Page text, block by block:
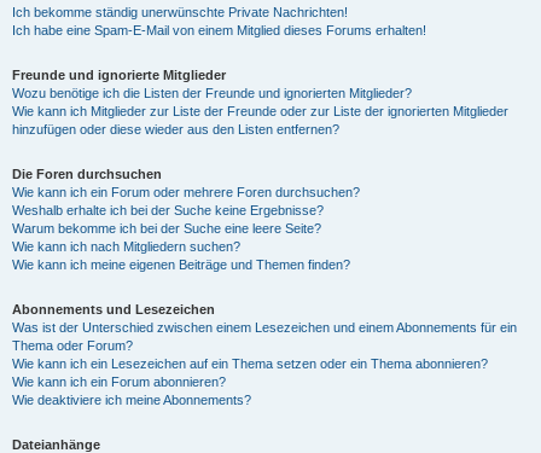
Ich bekomme ständig unerwünschte Private Nachrichten!
Ich habe eine Spam-E-Mail von einem Mitglied dieses Forums erhalten!
Freunde und ignorierte Mitglieder
Wozu benötige ich die Listen der Freunde und ignorierten Mitglieder?
Wie kann ich Mitglieder zur Liste der Freunde oder zur Liste der ignorierten Mitglieder
hinzufügen oder diese wieder aus den Listen entfernen?
Die Foren durchsuchen
Wie kann ich ein Forum oder mehrere Foren durchsuchen?
Weshalb erhalte ich bei der Suche keine Ergebnisse?
Warum bekomme ich bei der Suche eine leere Seite?
Wie kann ich nach Mitgliedern suchen?
Wie kann ich meine eigenen Beiträge und Themen finden?
Abonnements und Lesezeichen
Was ist der Unterschied zwischen einem Lesezeichen und einem Abonnements für ein
Thema oder Forum?
Wie kann ich ein Lesezeichen auf ein Thema setzen oder ein Thema abonnieren?
Wie kann ich ein Forum abonnieren?
Wie deaktiviere ich meine Abonnements?
Dateianhänge